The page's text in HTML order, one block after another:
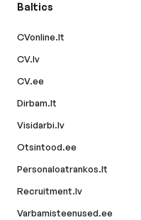
Baltics
CVonline.lt
CV.lv
CV.ee
Dirbam.lt
Visidarbi.lv
Otsintood.ee
Personaloatrankos.lt
Recruitment.lv
Varbamisteenused.ee